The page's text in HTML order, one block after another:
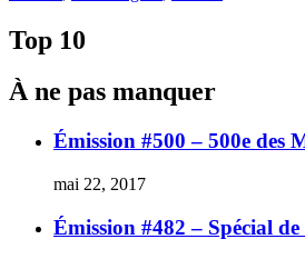
Top 10
À ne pas manquer
Émission #500 – 500e des
mai 22, 2017
Émission #482 – Spécial de